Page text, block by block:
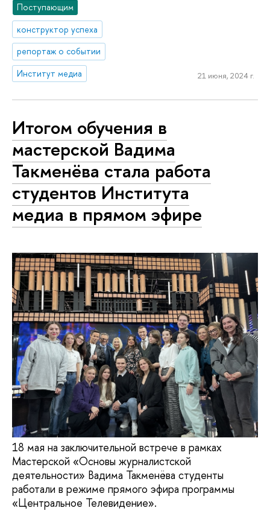
Поступающим
конструктор успеха
репортаж о событии
Институт медиа
21 июня, 2024 г.
Итогом обучения в
мастерской Вадима
Такменёва стала работа
студентов Института
медиа в прямом эфире
18 мая на заключительной встрече в рамках
Мастерской «Основы журналистской
деятельности» Вадима Такменёва студенты
работали в режиме прямого эфира программы
«Центральное Телевидение».